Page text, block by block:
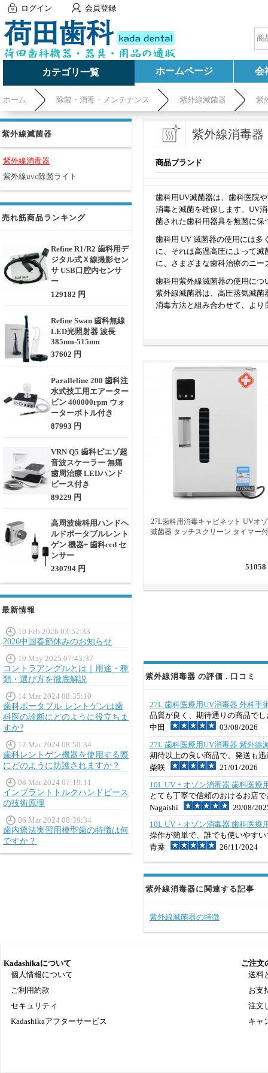
ログイン 会員登録
カテゴリ一覧 ホームページ 会
ホーム 除菌・消毒・メンテナンス 紫外線滅菌器 紫
紫外線滅菌器
紫外線消毒器
紫外線uvc除菌ライト
売れ筋商品ランキング
Refine R1/R2 歯科用デ
ジタル式Ｘ線撮影セン
サ USB口腔内センサ
ー
129182 円
Refine Swan 歯科無線
LED光照射器 波長
385nm-515nm
37602 円
Paralleline 200 歯科注
水式技工用エアーター
ビン 400000rpm ウォ
ーターボトル付き
87993 円
VRN Q5 歯科ピエゾ超
音波スケーラー 無痛
歯周治療 LEDハンド
ピース付き
89229 円
高周波歯科用ハンドヘ
ルドポータブルレント
ゲン 機器+ 歯科ccd セ
ンサー
230794 円
最新情報
10 Feb 2026 03:52:33
2026中国春節休みのお知らせ
19 May 2025 07:43:37
コントラアングルとは｜用途・種
類・選び方を徹底解説
14 Mar 2024 08:35:10
歯科ポータブル レントゲンは歯
科医の診断にどのように役立ちま
すか?
12 Mar 2024 08:50:34
歯科レントゲン機器を使用する際
にどのように防護されますか？
08 Mar 2024 07:19:11
インプラントトルクハンドピース
の技術原理
06 Mar 2024 08:39:34
歯内療法実習用模型歯の特徴は何
ですか？
紫外線消毒器
商品ブランド
歯科用UV滅菌器は、歯科医院
消毒と滅菌を確保します。UV
菌された歯科用器具を無菌に
歯科用 UV 滅菌器の使用には多
に、それは高温高圧によって
に、さまざまな歯科治療のニ
歯科用紫外線滅菌器の使用に
紫外線滅菌器は、高圧蒸気滅
消毒方法と組み合わせて、よ
を提供します。歯科用紫外線
27L歯科用消毒キャビネット UVオ
滅菌器 タッチスクリーン タイマー
51058
紫外線消毒器 の評価 . 口コミ
27L 歯科医療用UV消毒器 外科手
品質が良く、期待通りの商品で
中田
03/08/2026
27L 歯科医療用UV消毒器 紫外線
期待以上の良い商品で、発送も
柴咲
21/01/2026
10L UV + オゾン消毒器 歯科医療
とても丁寧で信頼のおけるお店
Nagaishi
29/08/
10L UV + オゾン消毒器 歯科医療
操作が簡単で、誰でも使いやす
青葉
26/11/2024
紫外線消毒器に関連する記事
紫外線滅菌器の特徴
Kadashikaについて
個人情報について
ご利用約款
セキュリティ
Kadashikaアフターサービス
ご注文
送料
お支
注文
キャ